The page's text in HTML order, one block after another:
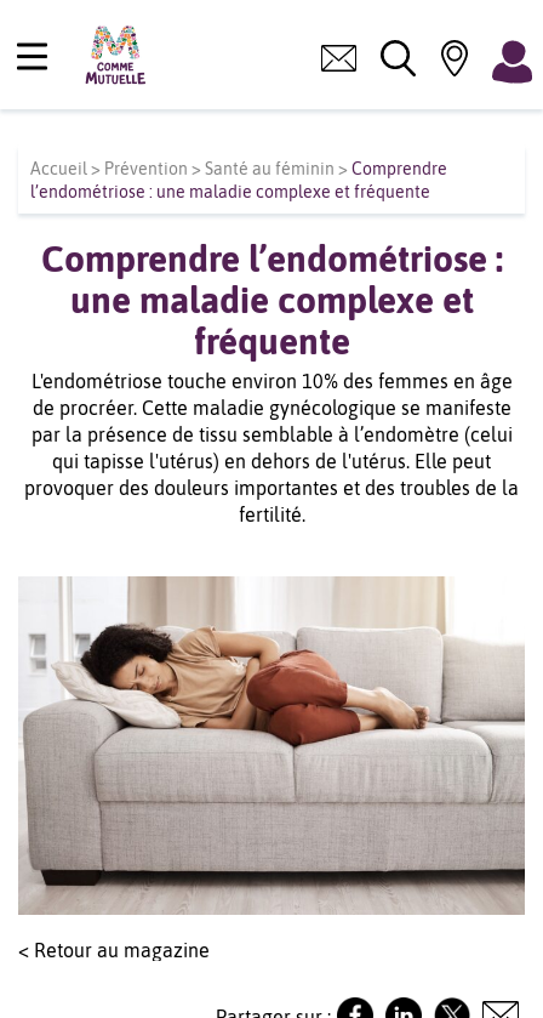
Accueil > Prévention > Santé au féminin > Comprendre
l’endométriose : une maladie complexe et fréquente
Comprendre l’endométriose :
une maladie complexe et
fréquente
L'endométriose touche environ 10% des femmes en âge
de procréer. Cette maladie gynécologique se manifeste
par la présence de tissu semblable à l’endomètre (celui
qui tapisse l'utérus) en dehors de l'utérus. Elle peut
provoquer des douleurs importantes et des troubles de la
fertilité.
< Retour au magazine